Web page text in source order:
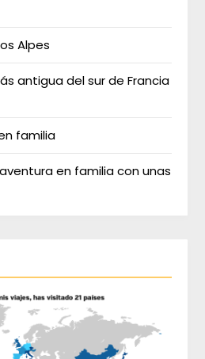
Alpes
antigua del sur de Francia
familia
en familia con unas